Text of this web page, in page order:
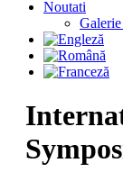
Noutati